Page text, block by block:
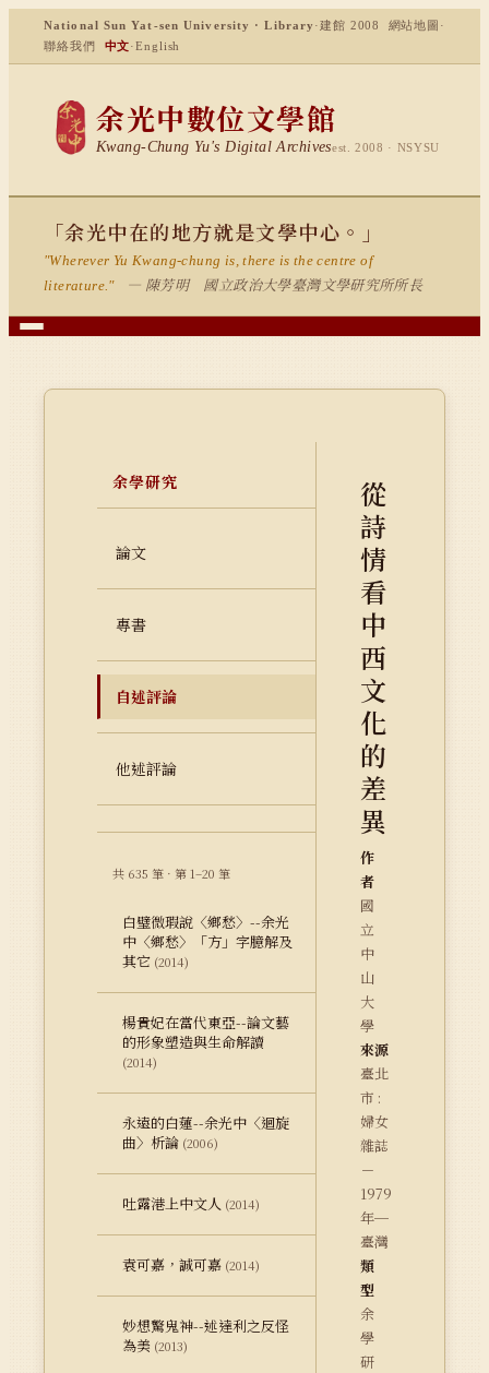
National Sun Yat-sen University · Library ·建館 2008 網站地圖 ·
聯絡我們
中文·English
余光中數位文學館
Kwang-Chung Yu's Digital Archivesest. 2008 · NSYSU
「余光中在的地方就是文學中心。」
"Wherever Yu Kwang-chung is, there is the centre of
literature."
— 陳芳明 國立政治大學臺灣文學研究所所長
余學研究
論文
專書
自述評論
他述評論
共 635 筆 · 第 1–20 筆
白璧微瑕說〈鄉愁〉--余光
中〈鄉愁〉「方」字臆解及
其它 (2014)
楊貴妃在當代東亞--論文藝
的形象塑造與生命解讀
(2014)
永遠的白蓮--余光中〈迴旋
曲〉析論 (2006)
吐露港上中文人 (2014)
袁可嘉，誠可嘉 (2014)
妙想驚鬼神--述達利之反怪
為美 (2013)
從
詩
情
看
中
西
文
化
的
差
異
作
者
國
立
中
山
大
學
來源
臺北
市 :
婦女
雜誌
－
1979
年─
臺灣
類
型
余
學
研